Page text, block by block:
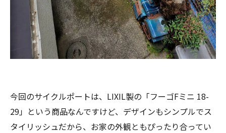
今回のサイクルポートは、LIXIL製の「フーゴFミニ 18-
29」という商品なんですけど、デザインもシンプルでス
タイリッシュだから、お家の外観ともぴったり合ってい